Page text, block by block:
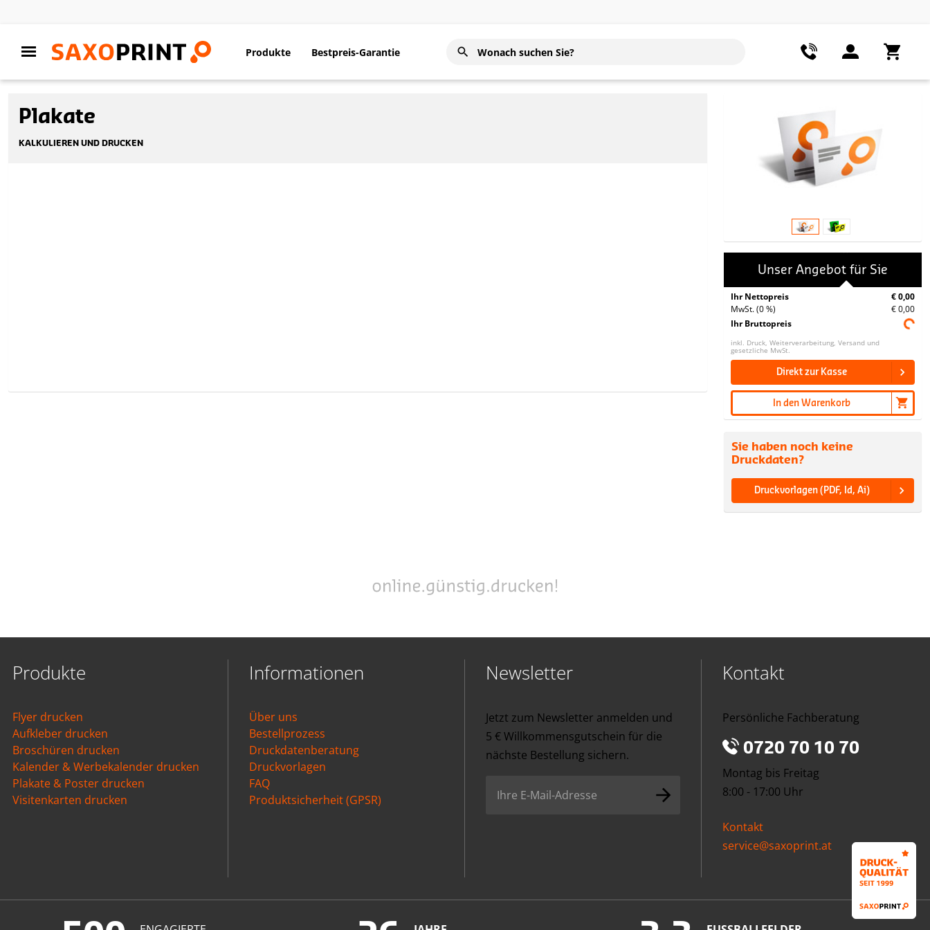
Produkte Bestpreis-Garantie
Plakate
KALKULIEREN UND DRUCKEN
Unser Angebot für Sie
Ihr Nettopreis
€ 0,00
MwSt. (0 %)
€ 0,00
Ihr Bruttopreis
inkl. Druck, Weiterverarbeitung, Versand und
gesetzliche MwSt.
Direkt zur Kasse
In den Warenkorb
Sie haben noch keine
Druckdaten?
Druckvorlagen (PDF, Id, Ai)
Produkte
Flyer drucken
Aufkleber drucken
Broschüren drucken
Kalender & Werbekalender drucken
Plakate & Poster drucken
Visitenkarten drucken
Informationen
Über uns
Bestellprozess
Druckdatenberatung
Druckvorlagen
FAQ
Produktsicherheit (GPSR)
Newsletter
Jetzt zum Newsletter anmelden und
5 € Willkommensgutschein für die
nächste Bestellung sichern.
Kontakt
Persönliche Fachberatung
0720 70 10 70
Montag bis Freitag
8:00 - 17:00 Uhr
Kontakt
service@saxoprint.at